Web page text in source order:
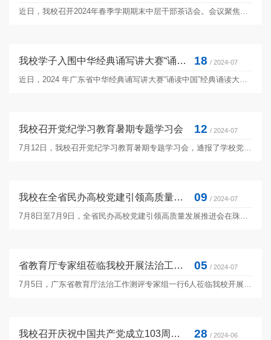
我校学子入围中华经典诵写讲大赛“诵读中国”经典诵读大赛国赛 18 / 2024-07
我校召开党纪学习教育暑期专题学习会 12 / 2024-07
我校在全省民办高校党建引领高质量发展推进会上做经验交流 09 / 2024-07
省教育厅专家组莅临我校开展法治工作实地测评 05 / 2024-07
我校召开庆祝中国共产党成立103周年暨“七一”表彰大会 28 / 2024-06